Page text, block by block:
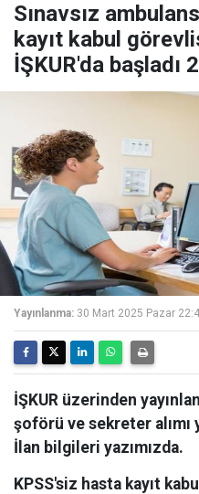
Sınavsız
kayıt kabul
İŞKUR'da başladı
Yayınlanma: 30 Mart 2025 Pazar
İŞKUR üzerinden
şoförü ve sekreter alımı
İlan bilgileri yazımızda.
KPSS'siz hasta kayıt